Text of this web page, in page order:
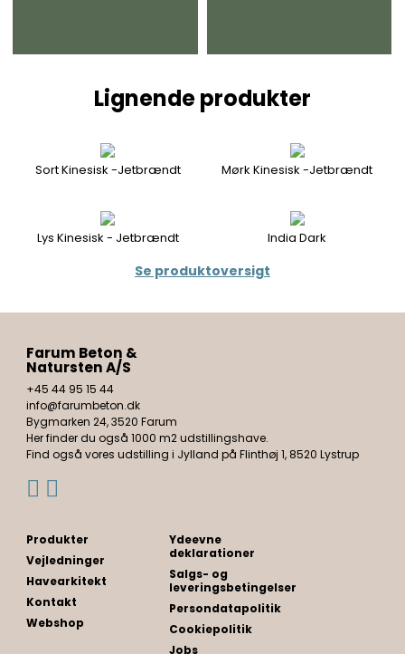
Lignende produkter
Sort Kinesisk -Jetbrændt Mørk Kinesisk -Jetbrændt
Lys Kinesisk - Jetbrændt India Dark
Se produktoversigt
Farum Beton &
Natursten A/S
+45 44 95 15 44
info@farumbeton.dk
Bygmarken 24, 3520 Farum
Her finder du også 1000 m2 udstillingshave.
Find også vores udstilling i Jylland på Flinthøj 1, 8520 Lystrup
Produkter
Vejledninger
Havearkitekt
Kontakt
Webshop
Ydeevne
deklarationer
Salgs- og
leveringsbetingelser
Persondatapolitik
Cookiepolitik
Jobs